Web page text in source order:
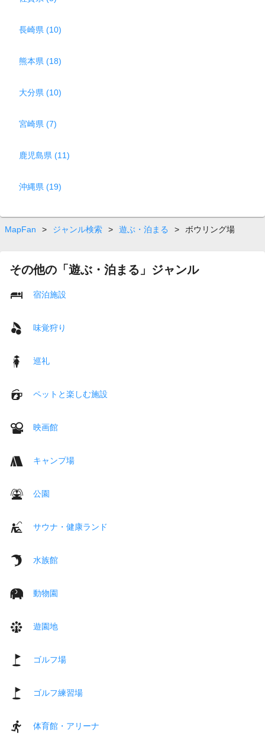
長崎県 (10)
熊本県 (18)
大分県 (10)
宮崎県 (7)
鹿児島県 (11)
沖縄県 (19)
MapFan > ジャンル検索 > 遊ぶ・泊まる > ボウリング場
その他の「遊ぶ・泊まる」ジャンル
宿泊施設
味覚狩り
巡礼
ペットと楽しむ施設
映画館
キャンプ場
公園
サウナ・健康ランド
水族館
動物園
遊園地
ゴルフ場
ゴルフ練習場
体育館・アリーナ